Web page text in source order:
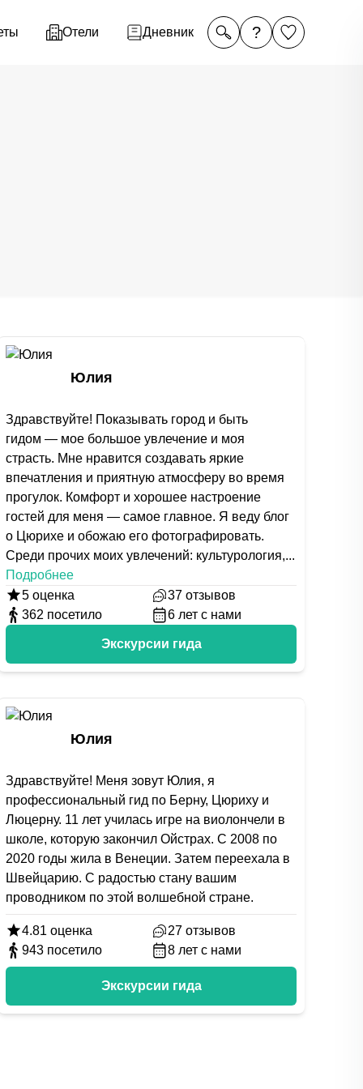
Отели Дневник ?
Юлия
Здравствуйте! Показывать город и быть
гидом — мое большое увлечение и моя
страсть. Мне нравится создавать яркие
впечатления и приятную атмосферу во время
прогулок. Комфорт и хорошее настроение
гостей для меня — самое главное. Я веду блог
о Цюрихе и обожаю его фотографировать.
Среди прочих моих увлечений: культурология,...
Подробнее
5 оценка 37 отзывов
362 посетило 6 лет с нами
Экскурсии гида
Юлия
Здравствуйте! Меня зовут Юлия, я
профессиональный гид по Берну, Цюриху и
Люцерну. 11 лет училась игре на виолончели в
школе, которую закончил Ойстрах. С 2008 по
2020 годы жила в Венеции. Затем переехала в
Швейцарию. С радостью стану вашим
проводником по этой волшебной стране.
4.81 оценка 27 отзывов
943 посетило 8 лет с нами
Экскурсии гида